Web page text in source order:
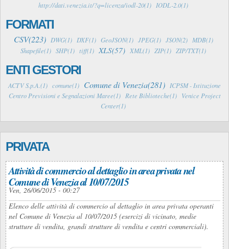
http://dati.venezia.it/?q=licenza/iodl-20(1)
IODL-2.0(1)
FORMATI
CSV(223) DWG(1) DXF(1) GeoJSON(1) JPEG(1) JSON(2)
MDB(1)
Shapefile(1) SHP(1) tiff(1) XLS(57) XML(1) ZIP(1) ZIP/TXT(1)
ENTI GESTORI
ACTV S.p.A.(1) comune(1) Comune di Venezia(281)
ICPSM - Istituzione
Centro Previsioni e Segnalazioni Maree(1)
Rete Biblioteche(1)
Venice Project
Center(1)
PRIVATA
Attività di commercio al dettaglio in area privata nel
Comune di Venezia al 10/07/2015
Ven, 26/06/2015 - 00:27
Elenco delle attività di commercio al dettaglio in area privata operanti
nel Comune di Venezia al 10/07/2015 (esercizi di vicinato, medie
strutture di vendita, grandi strutture di vendita e centri commerciali).